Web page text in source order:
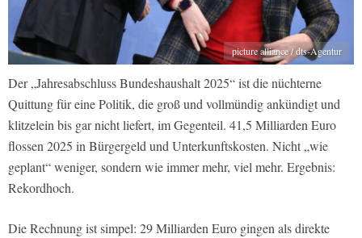
picture alliance / dts-Agentur
Der „Jahresabschluss Bundeshaushalt 2025“ ist die nüchterne
Quittung für eine Politik, die groß und vollmündig ankündigt und
klitzelein bis gar nicht liefert, im Gegenteil. 41,5 Milliarden Euro
flossen 2025 in Bürgergeld und Unterkunftskosten. Nicht „wie
geplant“ weniger, sondern wie immer mehr, viel mehr. Ergebnis:
Rekordhoch.
Die Rechnung ist simpel: 29 Milliarden Euro gingen als direkte